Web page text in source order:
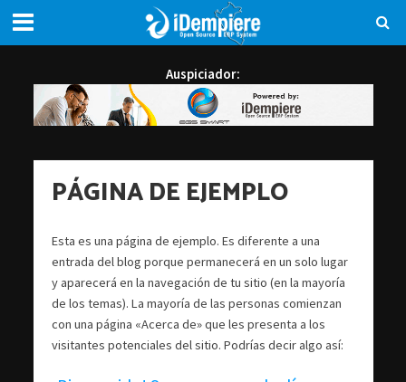
Auspiciador:
PÁGINA DE EJEMPLO
Esta es una página de ejemplo. Es diferente a una
entrada del blog porque permanecerá en un solo lugar
y aparecerá en la navegación de tu sitio (en la mayoría
de los temas). La mayoría de las personas comienzan
con una página «Acerca de» que les presenta a los
visitantes potenciales del sitio. Podrías decir algo así: